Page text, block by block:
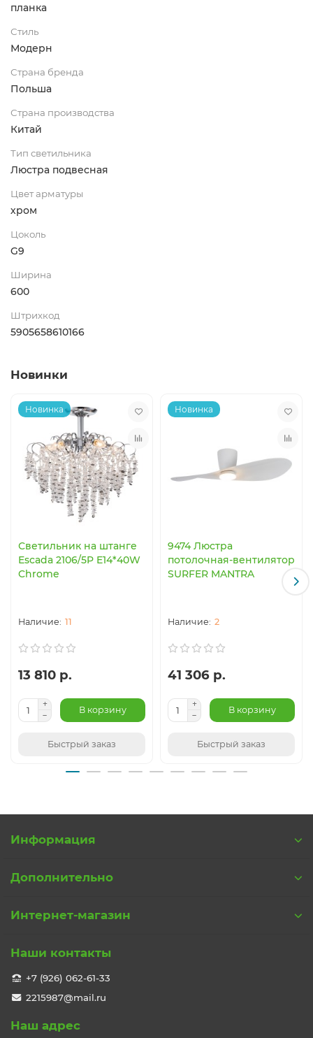
планка
Стиль
Модерн
Страна бренда
Польша
Страна производства
Китай
Тип светильника
Люстра подвесная
Цвет арматуры
хром
Цоколь
G9
Ширина
600
Штрихкод
5905658610166
Новинки
Новинка
Светильник на штанге
Escada 2106/5P E14*40W
Chrome
11
13 810 р.
В корзину
Быстрый заказ
Новинка
9474 Люстра
потолочная-вентилятор
SURFER MANTRA
2
41 306 р.
В корзину
Быстрый заказ
Информация
Дополнительно
Интернет-магазин
Наши контакты
+7 (926) 062-61-33
2215987@mail.ru
Наш адрес